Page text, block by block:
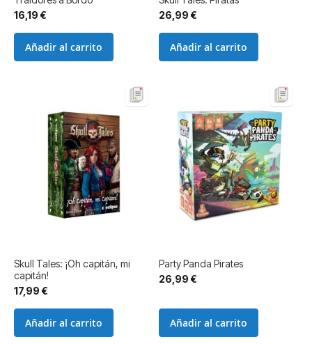
16,19 €
Añadir al carrito
26,99 €
Añadir al carrito
Skull Tales: ¡Oh capitán, mi
capitán!
17,99 €
Añadir al carrito
Party Panda Pirates
26,99 €
Añadir al carrito